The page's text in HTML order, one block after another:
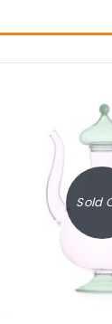
Sold